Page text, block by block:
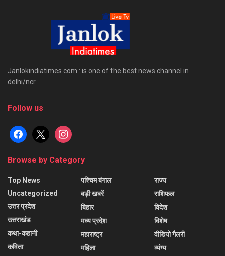
Janlokindiatimes.com : is one of the best news channel in
delhi/ncr
Follow us
facebook
x instagram
Browse by Category
Top News
Uncategorized
उत्तर प्रदेश
उत्तराखंड
कथा-कहानी
कविता
पश्चिम बंगाल
बड़ी खबरें
बिहार
मध्य प्रदेश
महाराष्ट्र
महिला
राज्य
राशिफल
विदेश
विशेष
वीडियो गैलरी
व्यंग्य